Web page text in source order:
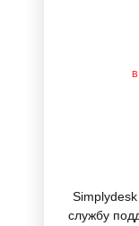
службу